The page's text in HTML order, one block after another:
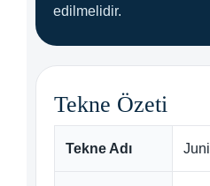
edilmelidir.
Tekne Özeti
Tekne Adı